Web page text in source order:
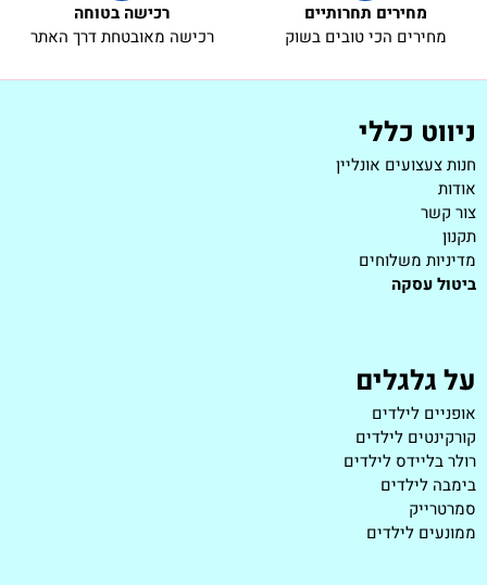
מחירים תחרותיים
מחירים הכי טובים בשוק
רכישה בטוחה
רכישה מאובטחת דרך האתר
ניווט כללי
חנות צעצועים אונליין
אודות
צור קשר
תקנון
מדיניות משלוחים
ביטול עסקה
על גלגלים
אופניים לילדים
קורקינטים לילדים
רולר בליידס לילדים
בימבה לילדים
סמרטרייק
ממונעים לילדים